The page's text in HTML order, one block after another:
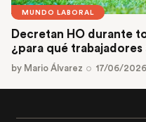
MUNDO LABORAL
Decretan HO durante
¿para qué trabajadores
by Mario Álvarez 17/06/2026